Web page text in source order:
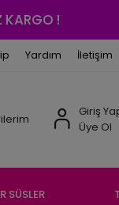
!
Yardım İletişim
Giriş
Üye Ol
SÜSLER